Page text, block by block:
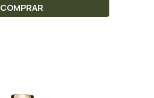
COMPRAR